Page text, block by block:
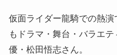
仮面ライダー龍騎での熱
もドラマ・舞台・バラエ
優・松田悟志さん。